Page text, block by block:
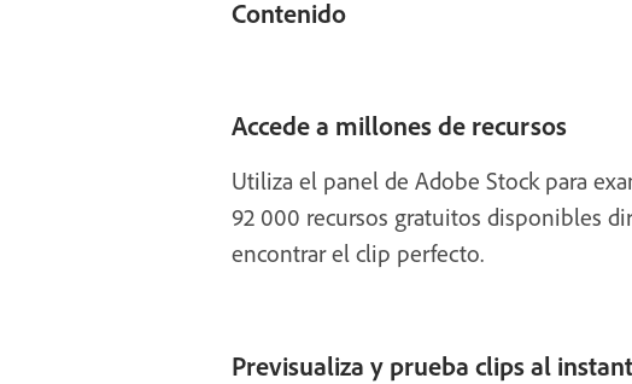
Contenido
Accede a millones de recursos
Utiliza el panel de Adobe Stock para
92 000 recursos gratuitos disponibles
encontrar el clip perfecto.
Previsualiza y prueba clips al